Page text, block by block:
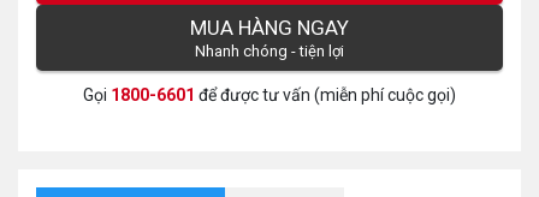
MUA HÀNG NGAY
Nhanh chóng - tiện lợi
Gọi 1800-6601 để được tư vấn (miễn phí cuộc gọi)